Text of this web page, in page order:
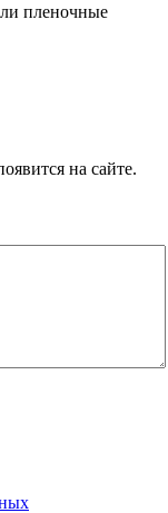
пленочные
на сайте.